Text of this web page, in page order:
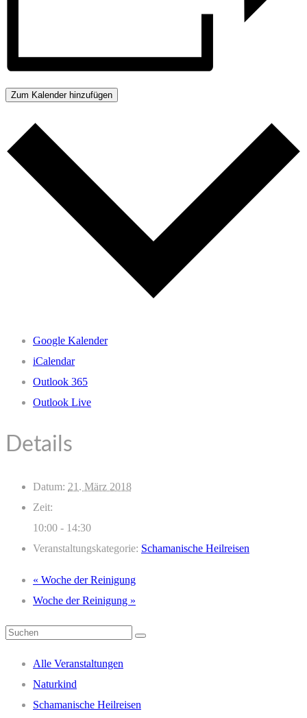
Zum Kalender hinzufügen
Google Kalender
iCalendar
Outlook 365
Outlook Live
Details
Datum: 21. März 2018
Zeit:
10:00 - 14:30
Veranstaltungskategorie: Schamanische Heilreisen
« Woche der Reinigung
Woche der Reinigung »
Suchen
Alle Veranstaltungen
Naturkind
Schamanische Heilreisen